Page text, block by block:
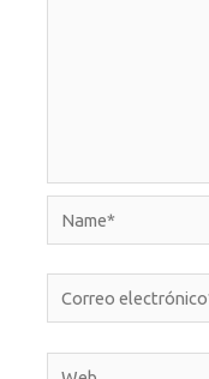
Name*
Correo
electrónico*
Web